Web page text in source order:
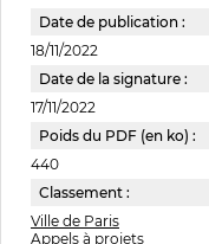
Date de publication :
18/11/2022
Date de la signature :
17/11/2022
Poids du PDF (en ko) :
440
Classement :
Ville de Paris
Appels à projets